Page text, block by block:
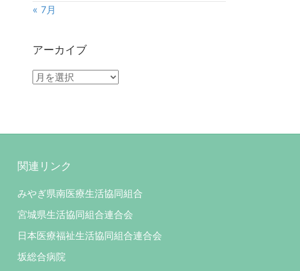
« 7月
アーカイブ
ア
関連リンク
みやぎ県南医療生活協同組合
宮城県生活協同組合連合会
日本医療福祉生活協同組合連合会
坂総合病院